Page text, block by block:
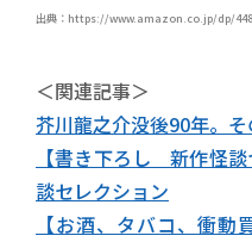
出典：https://www.amazon.co.jp/dp/
＜関連記事＞
芥川龍之介没後90年。そ
【書き下ろし 新作怪
談セレクション
【お酒、タバコ、衝